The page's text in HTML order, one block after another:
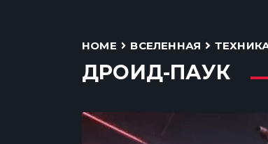
HOME ВСЕЛЕННАЯ
ДРОИД-ПАУК